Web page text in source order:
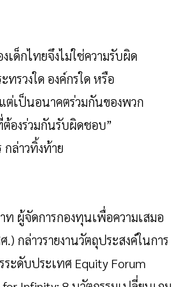
เด็กไทยจึงไม่ใช่ความรับผิด
ทรวงใด องค์กรใด หรือ
ต่เป็นอนาคตร่วมกันของพวก
องร่วมกันรับผิดชอบ”
กล่าวทิ้งท้าย
ท ผู้จัดการกองทุนเพื่อความเสมอ
กล่าวรายงานวัตถุประสงค์ในการ
ระดับประเทศ Equity Forum